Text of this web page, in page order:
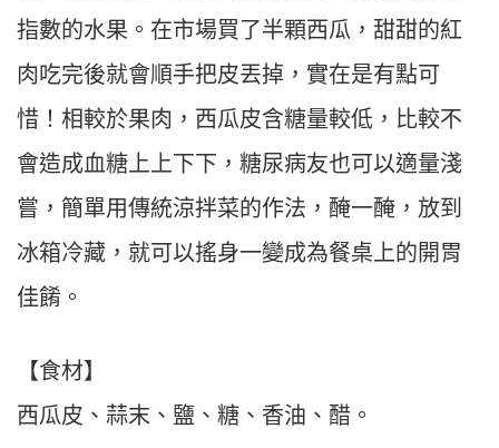
指數的水果。在市場買了半顆西瓜，甜甜的紅
肉吃完後就會順手把皮丟掉，實在是有點可
惜！相較於果肉，西瓜皮含糖量較低，比較不
會造成血糖上上下下，糖尿病友也可以適量淺
嘗，簡單用傳統涼拌菜的作法，醃一醃，放到
冰箱冷藏，就可以搖身一變成為餐桌上的開胃
佳餚。
【食材】
西瓜皮、蒜末、鹽、糖、香油、醋。